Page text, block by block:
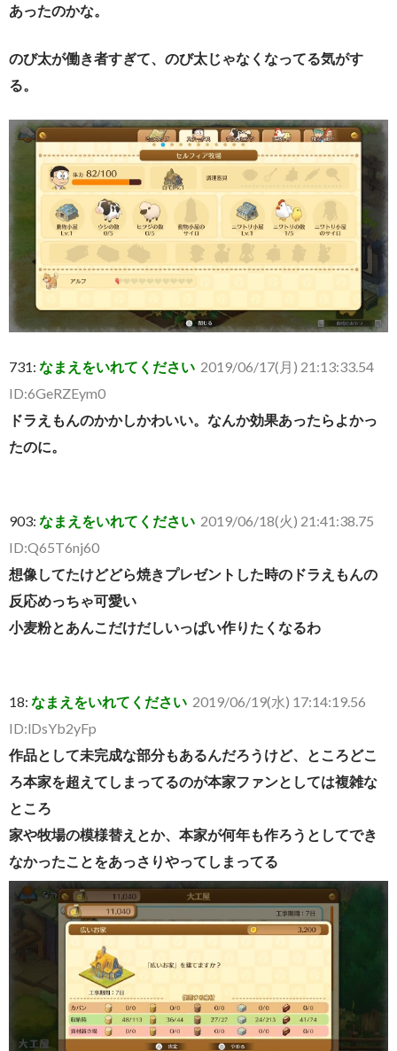
あったのかな。
のび太が働き者すぎて、のび太じゃなくなってる気がす
る。
731: なまえをいれてください 2019/06/17(月) 21:13:33.54
ID:6GeRZEym0
ドラえもんのかかしかわいい。なんか効果あったらよかっ
たのに。
903: なまえをいれてください 2019/06/18(火) 21:41:38.75
ID:Q65T6nj60
想像してたけどどら焼きプレゼントした時のドラえもんの
反応めっちゃ可愛い
小麦粉とあんこだけだしいっぱい作りたくなるわ
18: なまえをいれてください 2019/06/19(水) 17:14:19.56
ID:lDsYb2yFp
作品として未完成な部分もあるんだろうけど、ところどこ
ろ本家を超えてしまってるのが本家ファンとしては複雑な
ところ
家や牧場の模様替えとか、本家が何年も作ろうとしてでき
なかったことをあっさりやってしまってる